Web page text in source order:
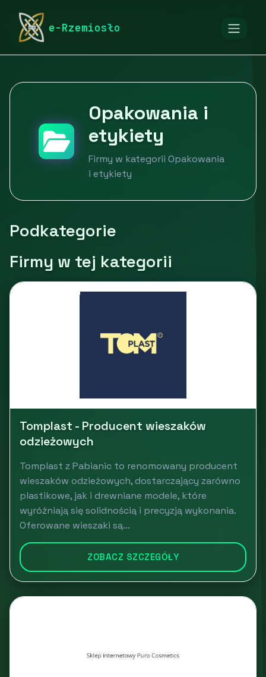
e-Rzemiosło
rymarstwo-poznan.pl
Opakowania i etykiety
Opakowania i
etykiety
Firmy w kategorii Opakowania
i etykiety
Podkategorie
Firmy w tej kategorii
Tomplast - Producent wieszaków
odzieżowych
Tomplast z Pabianic to renomowany producent
wieszaków odzieżowych, dostarczający zarówno
plastikowe, jak i drewniane modele, które
wyróżniają się solidnością i precyzją wykonania.
Oferowane wieszaki są...
ZOBACZ SZCZEGÓŁY